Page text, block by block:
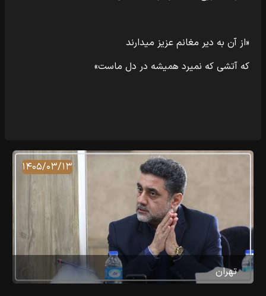
«از آن به دیر مغانم عزیز میدارند
که آتشی که نمیرد همیشه در دل ماست»
۱۴۰۵/۰۳/۱۳
تهران